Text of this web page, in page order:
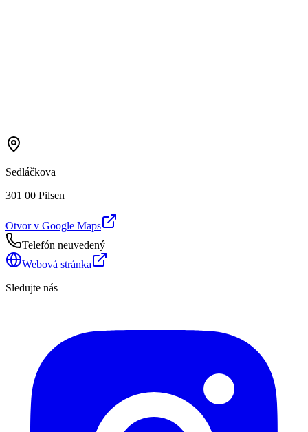
Sedláčkova
301 00 Pilsen
Otvor v Google Maps
Telefón neuvedený
Webová stránka
Sledujte nás